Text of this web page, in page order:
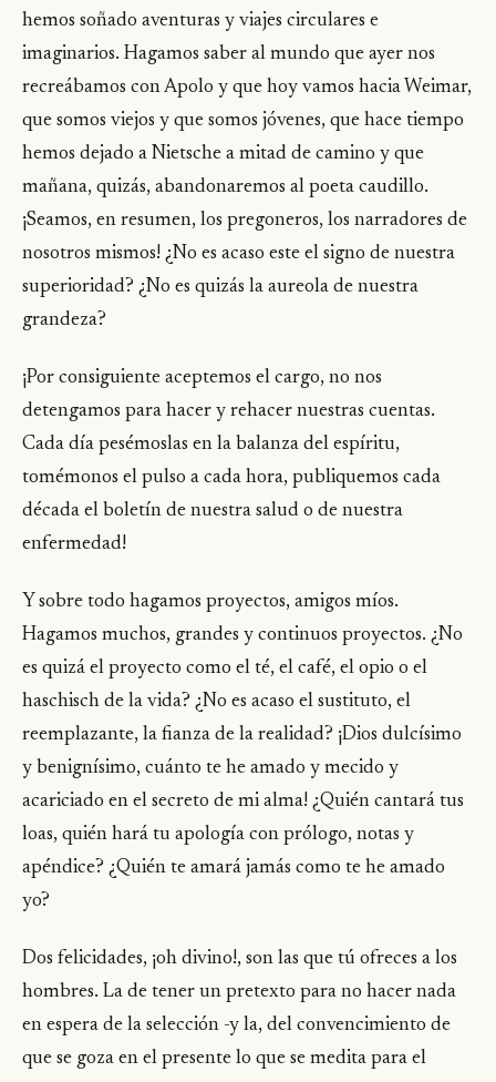
hemos soñado aventuras y viajes circulares e
imaginarios. Hagamos saber al mundo que ayer nos
recreábamos con Apolo y que hoy vamos hacia Weimar,
que somos viejos y que somos jóvenes, que hace tiempo
hemos dejado a Nietsche a mitad de camino y que
mañana, quizás, abandonaremos al poeta caudillo.
¡Seamos, en resumen, los pregoneros, los narradores de
nosotros mismos! ¿No es acaso este el signo de nuestra
superioridad? ¿No es quizás la aureola de nuestra
grandeza?
¡Por consiguiente aceptemos el cargo, no nos
detengamos para hacer y rehacer nuestras cuentas.
Cada día pesémoslas en la balanza del espíritu,
tomémonos el pulso a cada hora, publiquemos cada
década el boletín de nuestra salud o de nuestra
enfermedad!
Y sobre todo hagamos proyectos, amigos míos.
Hagamos muchos, grandes y continuos proyectos. ¿No
es quizá el proyecto como el té, el café, el opio o el
haschisch de la vida? ¿No es acaso el sustituto, el
reemplazante, la fianza de la realidad? ¡Dios dulcísimo
y benignísimo, cuánto te he amado y mecido y
acariciado en el secreto de mi alma! ¿Quién cantará tus
loas, quién hará tu apología con prólogo, notas y
apéndice? ¿Quién te amará jamás como te he amado
yo?
Dos felicidades, ¡oh divino!, son las que tú ofreces a los
hombres. La de tener un pretexto para no hacer nada
en espera de la selección -y la, del convencimiento de
que se goza en el presente lo que se medita para el